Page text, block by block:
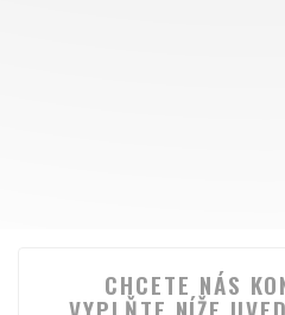
CHCETE NÁS